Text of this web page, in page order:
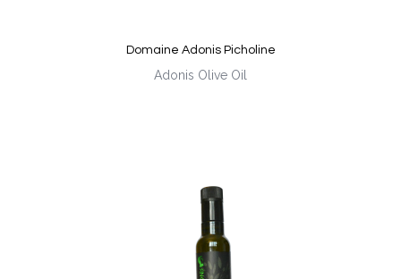
Domaine Adonis Picholine
Adonis Olive Oil